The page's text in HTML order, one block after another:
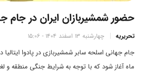
حضور شمشیربازان ایران در جام
تحریریه چهارشنبه 13 اسفند 1404 - 15:06
ماه آغاز شود که با توجه به شرایط جنگی منطقه و